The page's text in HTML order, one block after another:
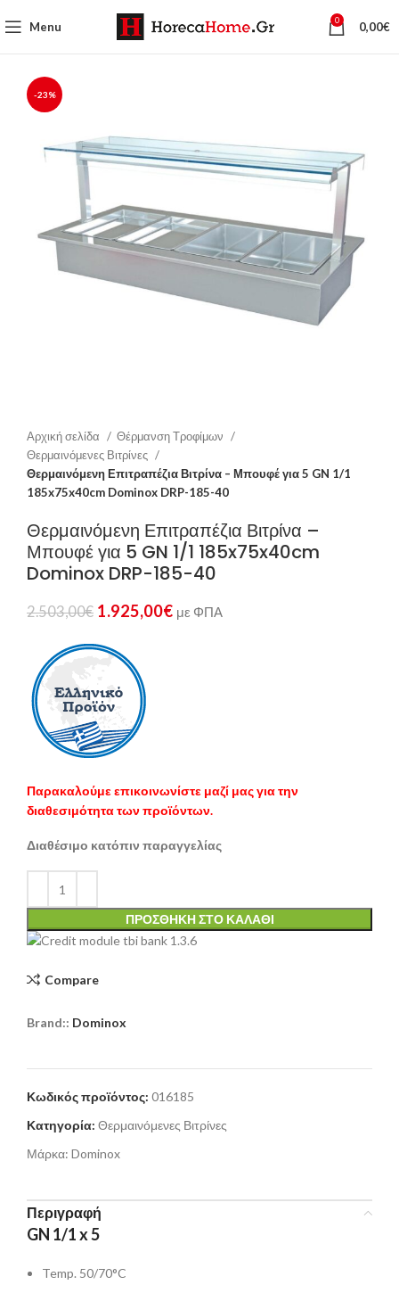
Menu 0 0,00€
-23%
Αρχική σελίδα
Θέρμανση Τροφίμων
Θερμαινόμενες Βιτρίνες
Θερμαινόμενη Επιτραπέζια Βιτρίνα – Μπουφέ για 5 GN 1/1
185x75x40cm Dominox DRP-185-40
Θερμαινόμενη Επιτραπέζια Βιτρίνα –
Μπουφέ για 5 GN 1/1 185x75x40cm
Dominox DRP-185-40
2.503,00€ 1.925,00€ με ΦΠΑ
Παρακαλούμε επικοινωνίστε μαζί μας για την
διαθεσιμότητα των προϊόντων.
Διαθέσιμο κατόπιν παραγγελίας
ΠΡΟΣΘΉΚΗ ΣΤΟ ΚΑΛΆΘΙ
Compare
Brand:: Dominox
Κωδικός προϊόντος: 016185
Κατηγορία: Θερμαινόμενες Βιτρίνες
Μάρκα: Dominox
Περιγραφή
GN 1/1 x 5
Temp. 50/70°C